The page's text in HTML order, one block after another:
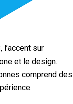
l’accent sur
et le design.
comprend des